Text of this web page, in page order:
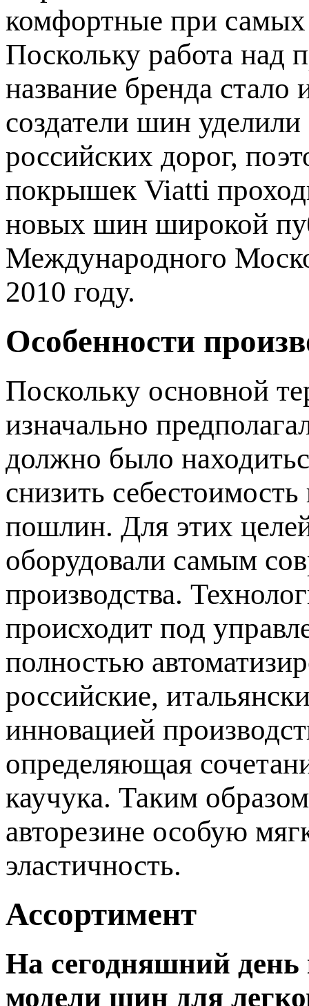
комфортные при
Поскольку работа над
название бренда
создатели шин
российских дорог,
покрышек Viatti
новых шин широкой
Международного
2010 году.
Особенности
Поскольку основной
изначально
должно было
снизить
пошлин. Для этих
оборудовали самым
производства.
происходит под
полностью
российские,
инновацией
определяющая
каучука. Таким
авторезине особую
эластичность.
Ассортимент
На сегодняшний
модели шин для